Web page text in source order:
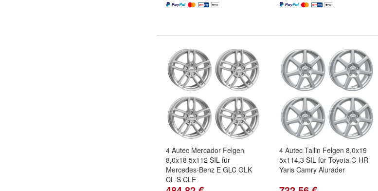
4 Autec Mercador Felgen
8,0x18 5x112 SIL für
Mercedes-Benz E GLC GLK
CL S CLE
4 Autec Tallin Felgen 8,0x19
5x114,3 SIL für Toyota C-HR
Yaris Camry Aluräder